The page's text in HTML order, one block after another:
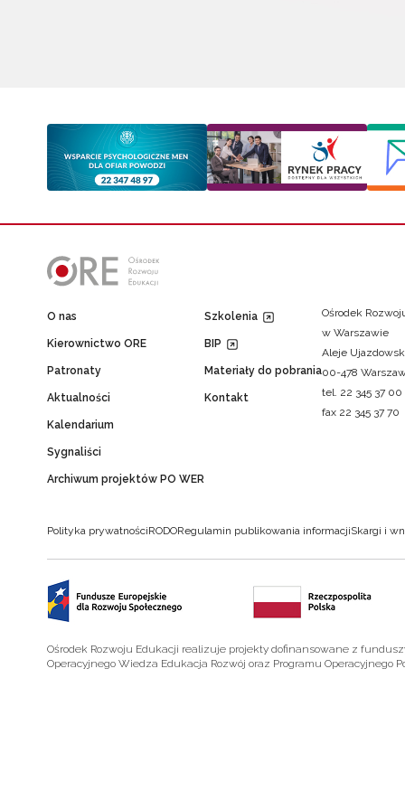
O nas
Kierownictwo ORE
Patronaty
Aktualności
Kalendarium
Sygnaliści
Archiwum projektów PO WER
Szkolenia
BIP
Materiały do pobrania
Kontakt
Ośrodek
w Warszawie
Aleje
00-478
tel. 22 345 37 00
fax 22 345 37 70
Polityka prywatnościRODORegulamin publikowania informacjiSkargi i
Ośrodek Rozwoju Edukacji realizuje projekty dofinansowane z
Operacyjnego Wiedza Edukacja Rozwój oraz Programu Operacyjnego